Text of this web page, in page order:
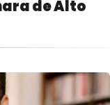
de Alto